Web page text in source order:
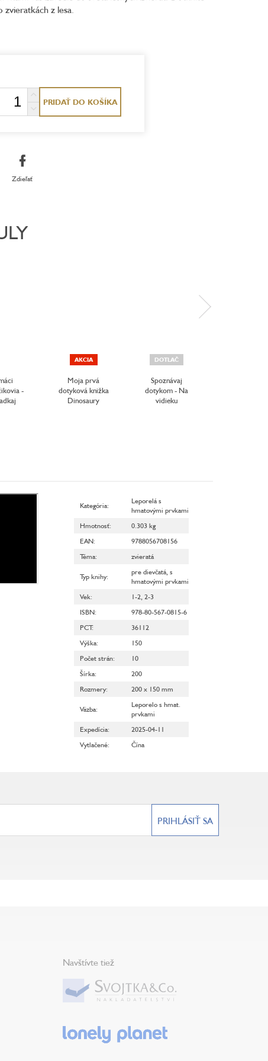
zvieratkách z lesa.
PRIDAŤ DO KOŠÍKA
Zdieľať
-
AKCIA
Moja prvá
dotyková knižka
Dinosaury
DOTLAČ
Spoznávaj
dotykom - Na
vidieku
Kategória:
Leporelá s
hmatovými prvkami
Hmotnosť:
0.303 kg
EAN:
9788056708156
Téma: zvieratá
Typ knihy:
pre dievčatá, s
hmatovými prvkami
Vek: 1-2, 2-3
ISBN:
978-80-567-0815-6
PCT:
36112
Výška:
150
Počet strán:
10
Šírka:
200
Rozmery: 200 x 150 mm
Väzba:
Leporelo s hmat.
prvkami
Expedícia:
2025-04-11
Vytlačené: Čína
PRIHLÁSIŤ SA
Navštívte tiež